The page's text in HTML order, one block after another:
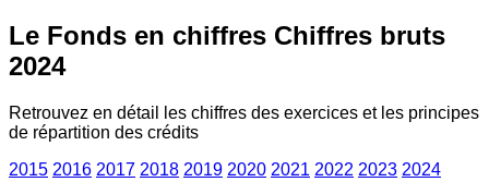
Le Fonds en chiffres Chiffres bruts
2024
Retrouvez en détail les chiffres des exercices et les principes
de répartition des crédits
2015 2016 2017 2018 2019 2020 2021 2022 2023 2024